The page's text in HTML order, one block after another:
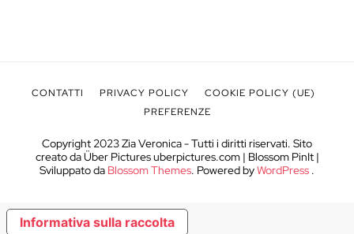
Copyright 2023 Zia Veronica - Tutti i diritti riservati. Sito
creato da Über Pictures uberpictures.com | Blossom PinIt |
Sviluppato da Blossom Themes. Powered byWordPress .
CONTATTI PRIVACY POLICY
COOKIE POLICY (UE)
PREFERENZE
Informativa sulla raccolta